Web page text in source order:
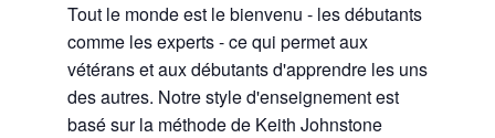
Tout le monde est le bienvenu - les débutants
comme les experts - ce qui permet aux
vétérans et aux débutants d'apprendre les uns
des autres. Notre style d'enseignement est
basé sur la méthode de Keith Johnstone